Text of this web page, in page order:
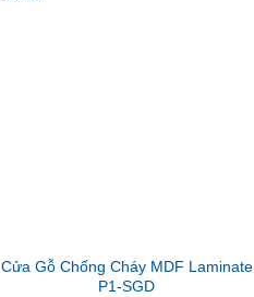
Cửa Gỗ Chống Cháy MDF Laminate
P1-SGD